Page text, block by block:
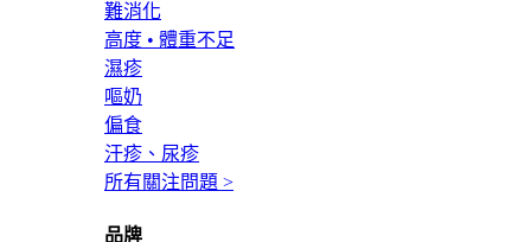
難消化
高度 • 體重不足
濕疹
嘔奶
偏食
汗疹、尿疹
所有關注問題 >
品牌